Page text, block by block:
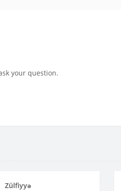
your question.
Zülfiyyə